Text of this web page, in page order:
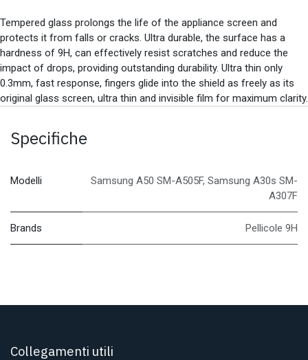
Tempered glass prolongs the life of the appliance screen and
protects it from falls or cracks. Ultra durable, the surface has a
hardness of 9H, can effectively resist scratches and reduce the
impact of drops, providing outstanding durability. Ultra thin only
0.3mm, fast response, fingers glide into the shield as freely as its
original glass screen, ultra thin and invisible film for maximum clarity.
Specifiche
Modelli Samsung A50 SM-A505F, Samsung A30s SM-
A307F
Brands Pellicole 9H
Collegamenti utili